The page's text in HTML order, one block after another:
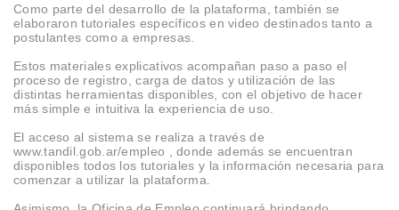
Como parte del desarrollo de la plataforma, también se
elaboraron tutoriales específicos en video destinados tanto a
postulantes como a empresas.
Estos materiales explicativos acompañan paso a paso el
proceso de registro, carga de datos y utilización de las
distintas herramientas disponibles, con el objetivo de hacer
más simple e intuitiva la experiencia de uso.
El acceso al sistema se realiza a través de
www.tandil.gob.ar/empleo , donde además se encuentran
disponibles todos los tutoriales y la información necesaria para
comenzar a utilizar la plataforma.